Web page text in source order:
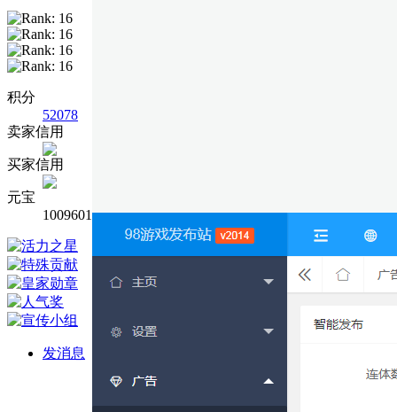
积分
52078
卖家信用
买家信用
元宝
1009601
发消息